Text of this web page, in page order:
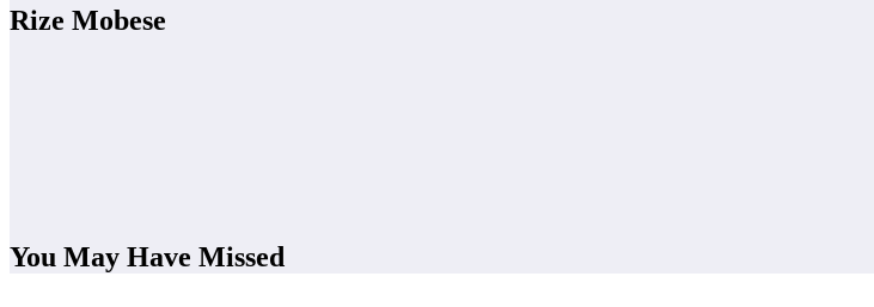
Rize Mobese
You May Have Missed